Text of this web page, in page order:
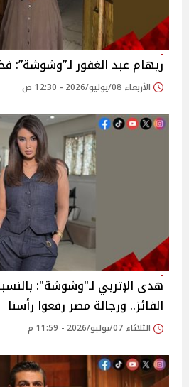
ريهام عبد الغفور لـ”وشوشة”:
الأربعاء 08/يوليو/2026 - 12:30 ص
هدى الإتربي لـ"وشوشة":
الفائز.. ورجالة مصر رفعوا رأسنا
الثلاثاء 07/يوليو/2026 - 11:59 م